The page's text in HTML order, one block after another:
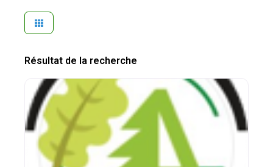
Résultat de la recherche